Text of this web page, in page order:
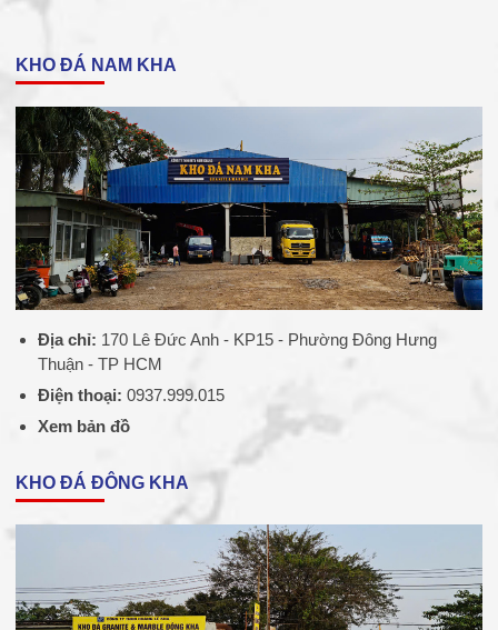
KHO ĐÁ NAM KHA
Địa chỉ: 170 Lê Đức Anh - KP15 - Phường Đông Hưng
Thuận - TP HCM
Điện thoại: 0937.999.015
Xem bản đồ
KHO ĐÁ ĐÔNG KHA